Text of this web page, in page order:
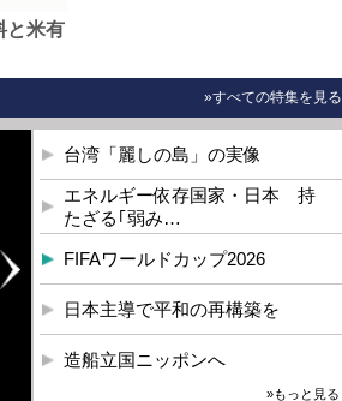
と米有
»すべての特集を見る
台湾「麗しの島」の実像
エネルギー依存国家・日本 持
たざる｢弱み…
FIFAワールドカップ2026
日本主導で平和の再構築を
造船立国ニッポンへ
»もっと見る